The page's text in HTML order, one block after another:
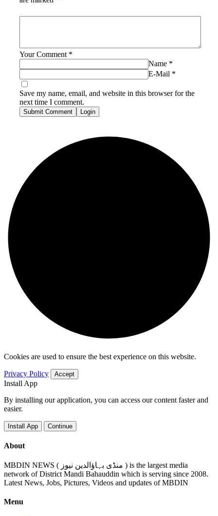
Your Comment *
Name *
E-Mail *
Save my name, email, and website in this browser for the
next time I comment.
Submit Comment Login
Cookies are used to ensure the best experience on this website.
Privacy Policy Accept
Install App
By installing our application, you can access our content faster and
easier.
Install App Continue
About
MBDIN NEWS ( منڈی بہاؤالدین نیوز ) is the largest media
network of District Mandi Bahauddin which is serving since 2008.
Latest News, Jobs, Pictures, Videos and updates of MBDIN
Menu